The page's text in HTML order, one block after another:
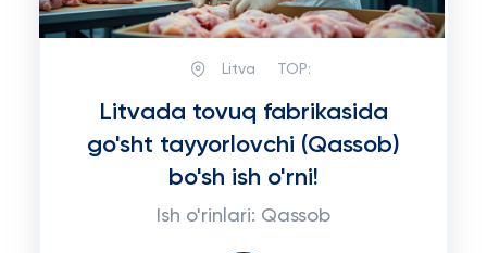
Litva TOP:
Litvada tovuq fabrikasida
go'sht tayyorlovchi (Qassob)
bo'sh ish o'rni!
Ish o'rinlari: Qassob